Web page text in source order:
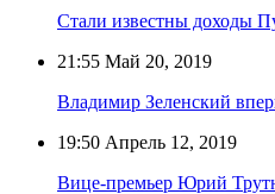
Стали известны доходы
21:55 Май 20, 2019
Владимир Зеленский
19:50 Апрель 12, 2019
Вице-премьер Юрий